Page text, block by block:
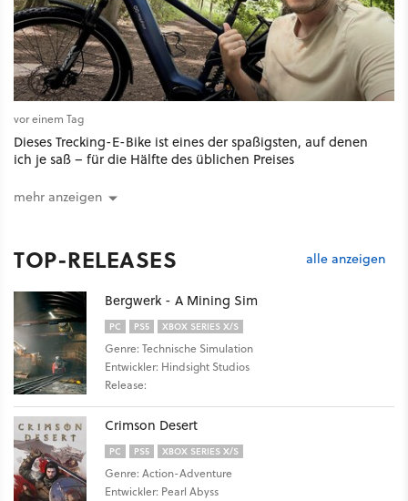
vor einem Tag
Dieses Trecking-E-Bike ist eines der spaßigsten, auf denen
ich je saß – für die Hälfte des üblichen Preises
mehr anzeigen
TOP-RELEASES alle anzeigen
Bergwerk - A Mining Sim
PC PS5 XBOX SERIES X/S
Genre: Technische Simulation
Entwickler: Hindsight Studios
Release:
Crimson Desert
PC PS5 XBOX SERIES X/S
Genre: Action-Adventure
Entwickler: Pearl Abyss